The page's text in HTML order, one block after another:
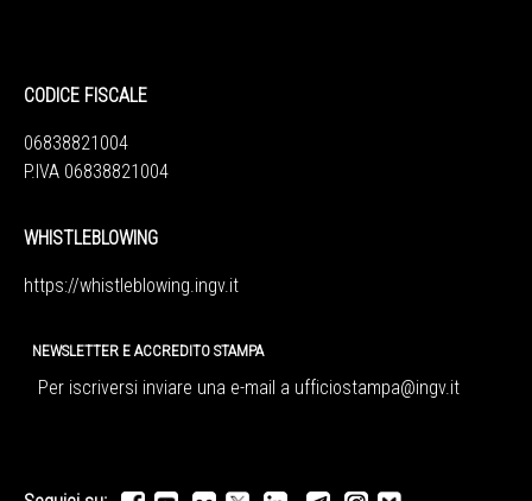
CODICE FISCALE
06838821004
P.IVA 06838821004
WHISTLEBLOWING
https://whistleblowing.ingv. it
NEWSLETTER E ACCREDITO STAMPA
Per iscriversi inviare una e-mail a ufficiostampa@ingv.it